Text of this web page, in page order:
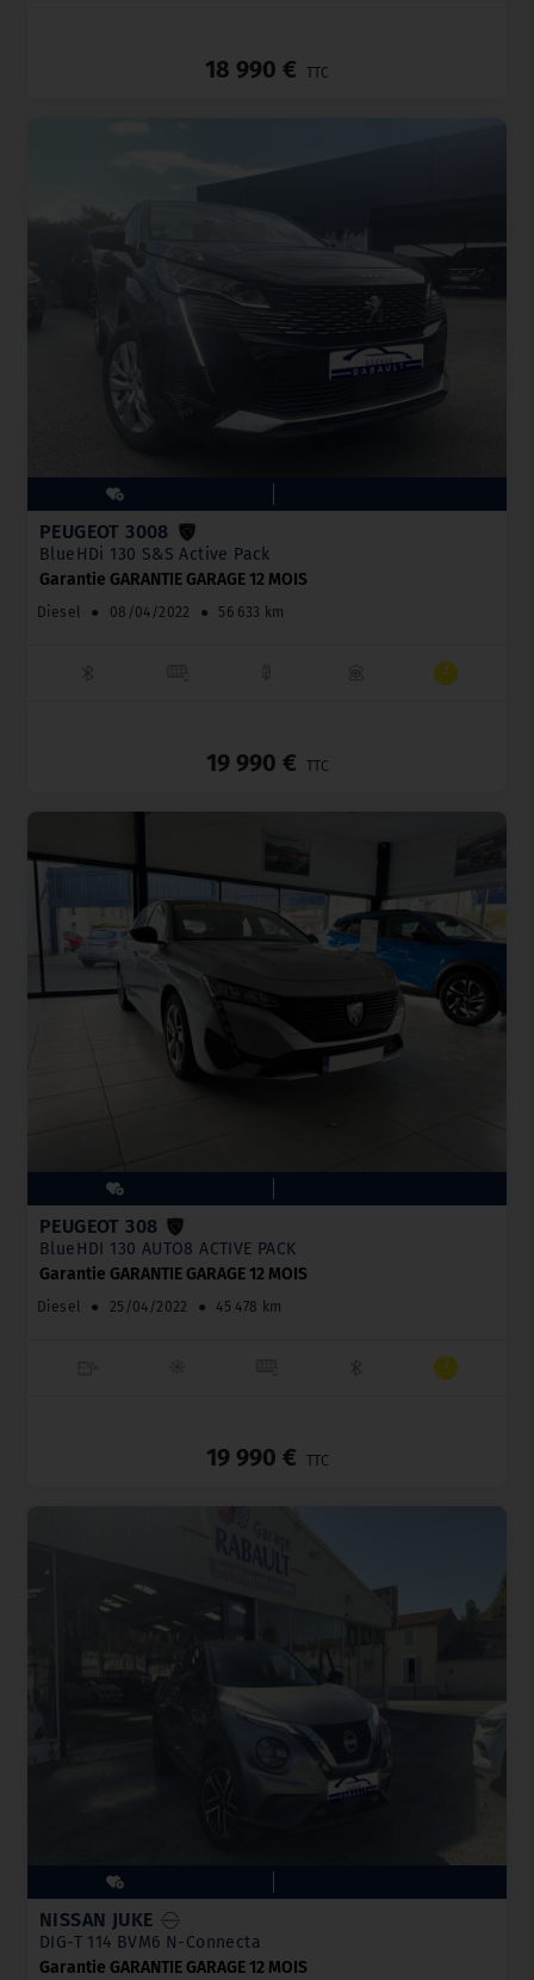
18 990 € TTC
PEUGEOT 3008
BlueHDi 130 S&S Active Pack
Garantie GARANTIE GARAGE 12 MOIS
Diesel ● 08/04/2022 ● 56 633 km
19 990 € TTC
PEUGEOT 308
BlueHDI 130 AUTO8 ACTIVE PACK
Garantie GARANTIE GARAGE 12 MOIS
Diesel ● 25/04/2022 ● 45 478 km
19 990 € TTC
NISSAN JUKE
DIG-T 114 BVM6 N-Connecta
Garantie GARANTIE GARAGE 12 MOIS